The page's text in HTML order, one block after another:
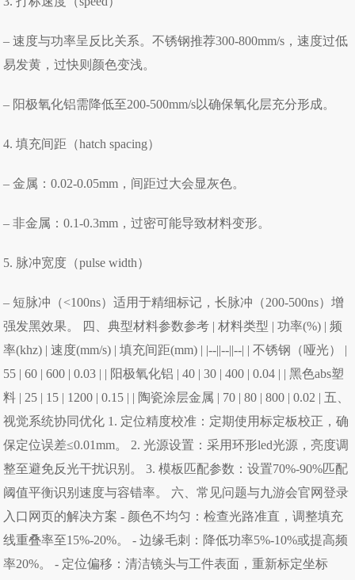
– 速度与功率呈反比关系。不锈钢推荐300-800mm/s，速度过低
易发黄，过快则颜色变浅。
– 阳极氧化铝需降低至200-500mm/s以确保氧化层充分形成。
4. 填充间距（hatch spacing）
– 金属：0.02-0.05mm，间距过大会显灰色。
– 非金属：0.1-0.3mm，过密可能导致材料变形。
5. 脉冲宽度（pulse width）
– 短脉冲（<100ns）适用于精细标记，长脉冲（200-500ns）增
强发黑效果。 四、典型材料参数参考 | 材料类型 | 功率(%) | 频
率(khz) | 速度(mm/s) | 填充间距(mm) | |--||--||--| | 不锈钢（哑光） |
55 | 60 | 600 | 0.03 | | 阳极氧化铝 | 40 | 30 | 400 | 0.04 | | 黑色abs塑
料 | 25 | 15 | 1200 | 0.15 | | 陶瓷涂层金属 | 70 | 80 | 800 | 0.02 | 五、
视觉系统协同优化 1. 定位精度校准：定期使用标定板校正，确
保定位误差≤0.01mm。 2. 光源设置：采用环形led光源，亮度调
整至避免反光干扰识别。 3. 模板匹配参数：设置70%-90%匹配
阈值平衡识别速度与容错率。 六、常见问题与九游会官网登录
入口网页的解决方案 - 颜色不均匀：检查光路准直，调整填充
线重叠率至15%-20%。 - 边缘毛刺：降低功率5%-10%或提高频
率20%。 - 定位偏移：清洁镜头与工件表面，重新标定坐标